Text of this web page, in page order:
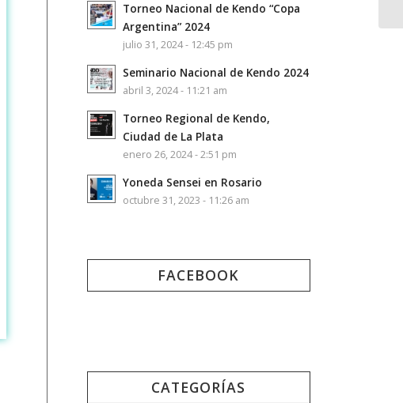
Torneo Nacional de Kendo “Copa
Argentina” 2024
julio 31, 2024 - 12:45 pm
Seminario Nacional de Kendo 2024
abril 3, 2024 - 11:21 am
Torneo Regional de Kendo,
Ciudad de La Plata
enero 26, 2024 - 2:51 pm
Yoneda Sensei en Rosario
octubre 31, 2023 - 11:26 am
FACEBOOK
CATEGORÍAS